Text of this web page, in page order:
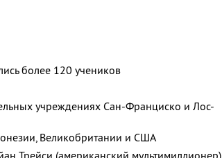
более 120 учеников
учреждениях Сан-Франциско и Лос-
Великобритании и США
Трейси (американский мультимиллионер)